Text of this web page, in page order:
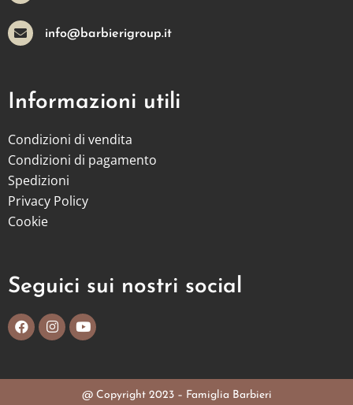
info@barbierigroup.it
Informazioni utili
Condizioni di vendita
Condizioni di pagamento
Spedizioni
Privacy Policy
Cookie
Seguici sui nostri social
@ Copyright 2023 – Famiglia Barbieri